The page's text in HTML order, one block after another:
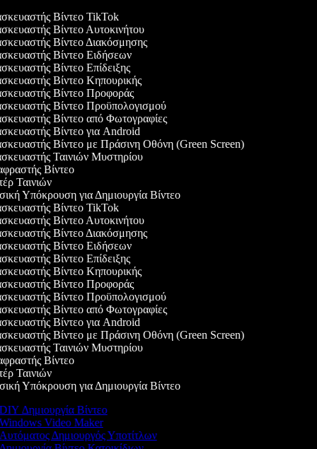
Βίντεο TikTok
Βίντεο Αυτοκινήτου
Βίντεο Διακόσμησης
Βίντεο Ειδήσεων
Βίντεο Επίδειξης
Βίντεο Κηπουρικής
Βίντεο Προφοράς
Βίντεο Προϋπολογισμού
Βίντεο από Φωτογραφίες
Βίντεο για Android
Βίντεο με Πράσινη Οθόνη (Green Screen)
Ταινιών Μυστηρίου
Βίντεο
Ταινιών
Υπόκρουση για Δημιουργία Βίντεο
Βίντεο TikTok
Βίντεο Αυτοκινήτου
Βίντεο Διακόσμησης
Βίντεο Ειδήσεων
Βίντεο Επίδειξης
Βίντεο Κηπουρικής
Βίντεο Προφοράς
Βίντεο Προϋπολογισμού
Βίντεο από Φωτογραφίες
Βίντεο για Android
Βίντεο με Πράσινη Οθόνη (Green Screen)
Ταινιών Μυστηρίου
Βίντεο
Ταινιών
Υπόκρουση για Δημιουργία Βίντεο
Δημιουργία Βίντεο
Video Maker
Δημιουργός Υποτίτλων